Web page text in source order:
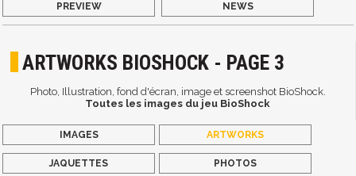
PREVIEW NEWS
ARTWORKS BIOSHOCK - PAGE 3
Photo, Illustration, fond d'écran, image et screenshot BioShock.
Toutes les images du jeu BioShock
IMAGES ARTWORKS
JAQUETTES PHOTOS